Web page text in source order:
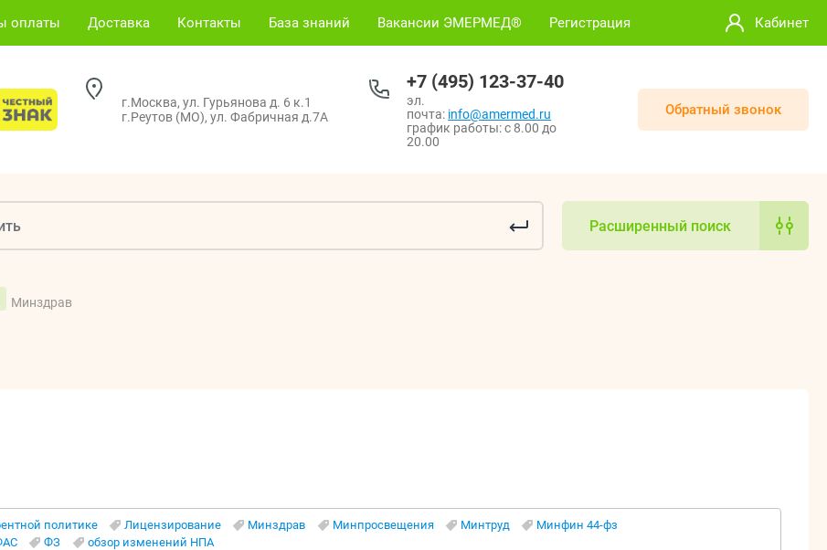
оплаты Доставка Контакты База знаний Вакансии ЭМЕРМЕД® Регистрация Кабинет
г.Москва, ул. Гурьянова д. 6 к.1
г.Реутов (МО), ул. Фабричная д.7А
+7 (495) 123-37-40
эл.
почта: info@amermed.ru
график работы: с 8.00 до
20.00
Обратный звонок
Расширенный поиск
Минздрав
политике Лицензирование Минздрав Минпросвещения Минтруд
Минфин 44-фз
ФЗ обзор изменений НПА